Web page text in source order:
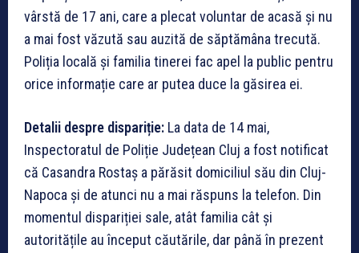
vârstă de 17 ani, care a plecat voluntar de acasă și nu
a mai fost văzută sau auzită de săptămâna trecută.
Poliția locală și familia tinerei fac apel la public pentru
orice informație care ar putea duce la găsirea ei.
Detalii despre dispariție: La data de 14 mai,
Inspectoratul de Poliție Județean Cluj a fost notificat
că Casandra Rostaș a părăsit domiciliul său din Cluj-
Napoca și de atunci nu a mai răspuns la telefon. Din
momentul dispariției sale, atât familia cât și
autoritățile au început căutările, dar până în prezent